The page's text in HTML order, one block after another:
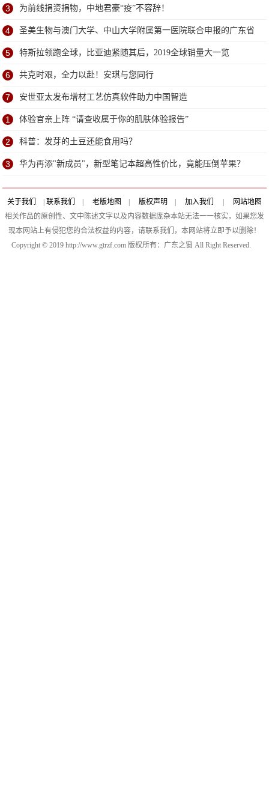
3 为前线捐资捐物，中地君豪“疫”不容辞！
4 圣美生物与澳门大学、中山大学附属第一医院联合申报的广东省
粤澳科技合作项目获批立项
5 特斯拉领跑全球，比亚迪紧随其后，2019全球销量大一览
6 共克时艰，全力以赴！安琪与您同行
7 安世亚太发布增材工艺仿真软件助力中国智造
1 体验官亲上阵 “请查收属于你的肌肤体验报告”
2 科普：发芽的土豆还能食用吗？
3 华为再添"新成员"，新型笔记本超高性价比，竟能压倒苹果？
关于我们 联系我们 老版地图 版权声明 加入我们
网站地图
相关作品的原创性、文中陈述文字以及内容数据庞杂本站无法一一核实，如果您发
现本网站上有侵犯您的合法权益的内容，请联系我们，本网站将立即予以删除！
Copyright © 2019 http://www.gtrzf.com 版权所有：广东之窗 All Right Reserved.